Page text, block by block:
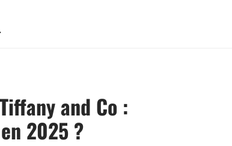
and Co :
2025 ?